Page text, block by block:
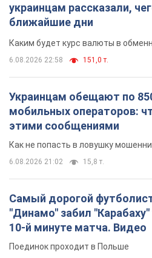
украинцам рассказали,
ближайшие дни
Каким будет курс валюты в
6.08.2026 22:58 151,0 т.
Украинцам обещают по
мобильных операторов:
этими сообщениями
Как не попасть в ловушку
6.08.2026 21:02 15,8 т.
Самый дорогой
"Динамо" забил
10-й минуте матча. Видео
Поединок проходит в Польше